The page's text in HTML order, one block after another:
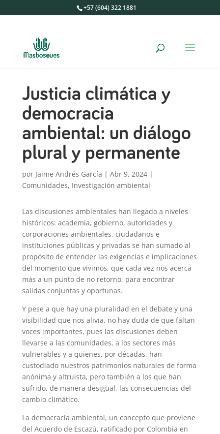
+57 (604) 322 1881
Justicia climática y
democracia
ambiental: un diálogo
plural y permanente
por Jaime Andrés García | Abr 9, 2024|
Comunidades, Investigación ambiental
Las discusiones ambientales han llegado a niveles
históricos: academia, gobierno, autoridades y
corporaciones ambientales, ciudadanos e
instituciones públicas y privadas se han sumado al
propósito de entender las exigencias e implicaciones
del momento que vivimos, que cada vez nos acerca
más a un punto de no retorno, para encontrar
salidas conjuntas y oportunas.
Y pese a que hay una pluralidad en el debate y una
visibilidad que nos alivia, no hay duda de que faltan
voces importantes, pues las discusiones deben
llevarse a las comunidades, a los sectores más
vulnerables y a quienes, por décadas, han
custodiado nuestros patrimonios naturales de forma
anónima y altruista, pero también a los que han
sufrido, de manera desigual, las consecuencias del
cambio climático.
La democracia ambiental, un concepto que proviene
del Acuerdo de Escazú, ratificado por Colombia en